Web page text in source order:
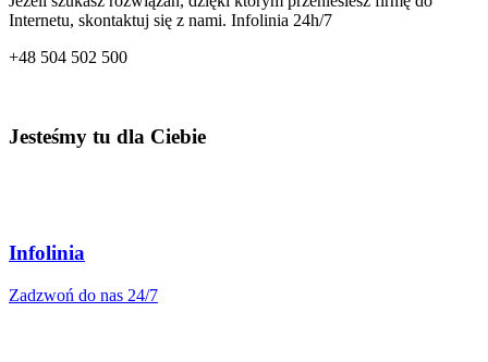
danego rejestru domeny. Więcej informacji na ten temat znajdziesz
tutaj:https://pomoc.home.pl/baza-wiedzy/jak-sprawdzic-na-kogo-
Internetu, skontaktuj się z nami. Infolinia 24h/7
+48 504 502 500
Jesteśmy tu dla Ciebie
Infolinia
Zadzwoń do nas 24/7